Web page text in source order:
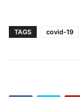
TAGS covid-19